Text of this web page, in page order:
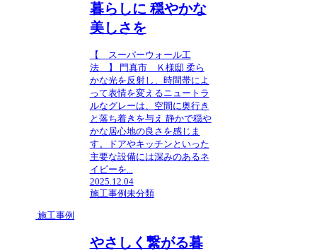
暮らしに 穏やかな
美しさを
【 スーパーウォール工
法 】 門真市 Ｋ様邸 柔ら
かな光を反射し、時間帯によ
って表情を変えるニュートラ
ルなグレーは、空間に奥行き
と落ち着きを与え 静かで穏や
かな居心地の良さを感じま
す。ドアやキッチンといった
主要な設備には深みのあるネ
イビーを...
2025.12.04
施工事例 未分類
施工事例
やさしく繋がる暮